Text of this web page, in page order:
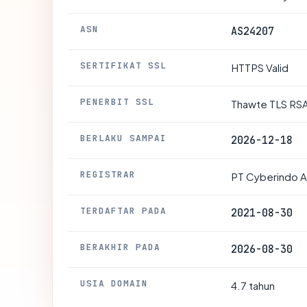
ASN AS24207
SERTIFIKAT SSL HTTPS Valid
PENERBIT SSL Thawte TLS
BERLAKU SAMPAI 2026-12-18
REGISTRAR PT Cyberindo
TERDAFTAR PADA 2021-08-30
BERAKHIR PADA 2026-08-30
USIA DOMAIN 4.7 tahun